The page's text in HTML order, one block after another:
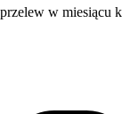
w miesiącu